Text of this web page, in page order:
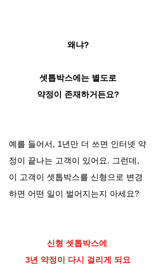
왜냐?
셋톱박스에는 별도로
약정이 존재하거든요?
예를 들어서, 1년만 더 쓰면 인터넷 약
정이 끝나는 고객이 있어요. 그런데,
이 고객이 셋톱박스를 신형으로 변경
하면 어떤 일이 벌어지는지 아세요?
신형 셋톱박스에
3년 약정이 다시 걸리게 되요